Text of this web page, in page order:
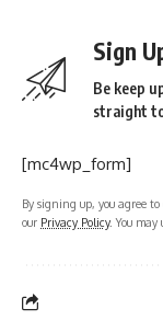
Sign
Be keep
straight
[mc4wp_form]
By signing up, you agree
our Privacy Policy. You may